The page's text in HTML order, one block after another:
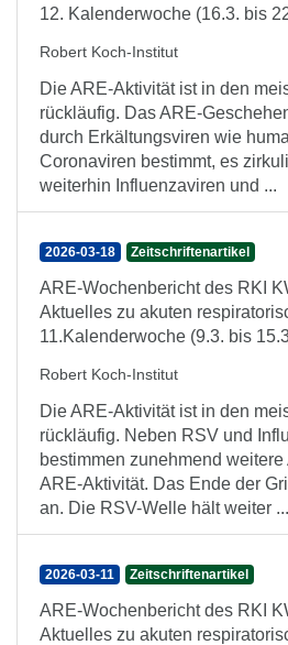
12. Kalenderwoche (16.3. bis
Robert Koch-Institut
Die ARE-Aktivität ist in den
rückläufig. Das ARE-
durch Erkältungsviren wie
Coronaviren bestimmt, es
weiterhin Influenzaviren und ...
2026-03-18 Zeitschriftenartikel
ARE-Wochenbericht des RKI
Aktuelles zu akuten
11.Kalenderwoche (9.3. bis
Robert Koch-Institut
Die ARE-Aktivität ist in den
rückläufig. Neben RSV und
bestimmen zunehmend
ARE-Aktivität. Das Ende der
an. Die RSV-Welle hält weiter ...
2026-03-11 Zeitschriftenartikel
ARE-Wochenbericht des RKI
Aktuelles zu akuten